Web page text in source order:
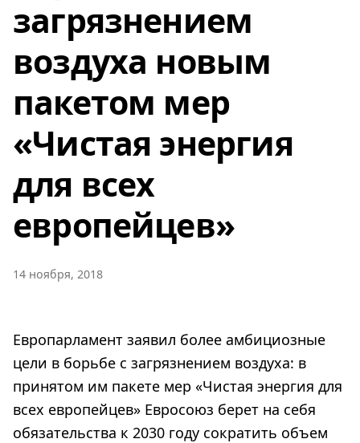
загрязнением
воздуха новым
пакетом мер
«Чистая энергия
для всех
европейцев»
14 ноября, 2018
Европарламент заявил более амбициозные
цели в борьбе с загрязнением воздуха: в
принятом им пакете мер «Чистая энергия для
всех европейцев» Евросоюз берет на себя
обязательства к 2030 году сократить объем